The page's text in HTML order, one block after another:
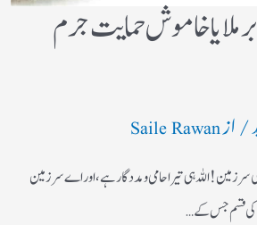
یا خاموش حمایت جرم
/ ازSaile Rawan
اللہ ہی تیرا حامی ومددگار ہے، اور اے سرزمین
قسم جس کے…